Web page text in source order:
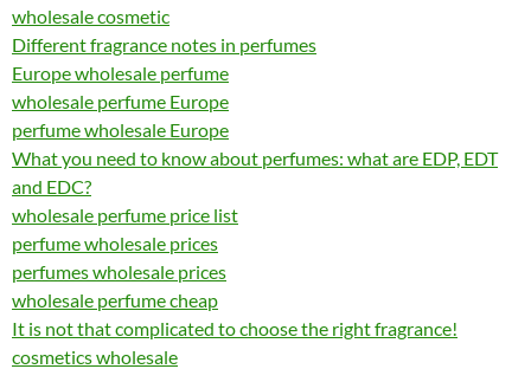
wholesale cosmetic
Different fragrance notes in perfumes
Europe wholesale perfume
wholesale perfume Europe
perfume wholesale Europe
What you need to know about perfumes: what are EDP, EDT
and EDC?
wholesale perfume price list
perfume wholesale prices
perfumes wholesale prices
wholesale perfume cheap
It is not that complicated to choose the right fragrance!
cosmetics wholesale